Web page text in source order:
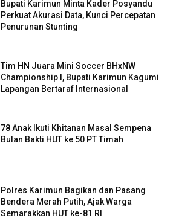
Bupati Karimun Minta Kader Posyandu
Perkuat Akurasi Data, Kunci Percepatan
Penurunan Stunting
Tim HN Juara Mini Soccer BHxNW
Championship I, Bupati Karimun Kagumi
Lapangan Bertaraf Internasional
78 Anak Ikuti Khitanan Masal Sempena
Bulan Bakti HUT ke 50 PT Timah
Polres Karimun Bagikan dan Pasang
Bendera Merah Putih, Ajak Warga
Semarakkan HUT ke-81 RI